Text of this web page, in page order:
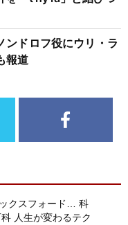
ンドロフ役にウリ・ラ
報道
クスフォード… 科
人生が変わるテク